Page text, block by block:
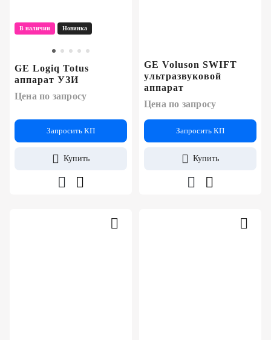
В наличии Новинка
GE Logiq Totus
аппарат УЗИ
Цена по запросу
Запросить КП
Купить
GE Voluson SWIFT
ультразвуковой
аппарат
Цена по запросу
Запросить КП
Купить